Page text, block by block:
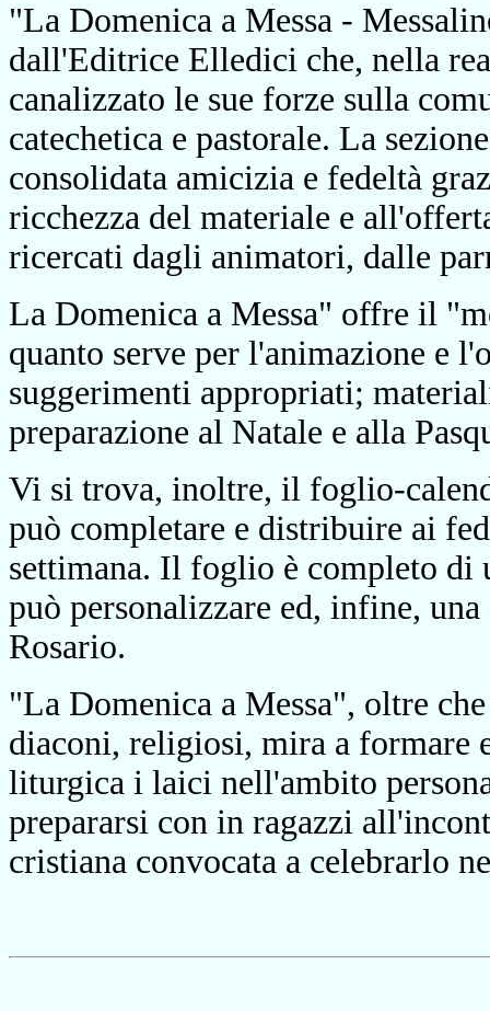
"La Domenica a Messa -
dall'Editrice Elledici che, nella
canalizzato le sue forze sulla
catechetica e pastorale. La
consolidata amicizia e fedeltà
ricchezza del materiale e
ricercati dagli animatori, dalle
La Domenica a Messa" offre il
quanto serve per l'animazione e
suggerimenti appropriati;
preparazione al Natale e alla
Vi si trova, inoltre, il foglio-
può completare e distribuire ai
settimana. Il foglio è completo di
può personalizzare ed, infine,
Rosario.
"La Domenica a Messa", oltre
diaconi, religiosi, mira a formare
liturgica i laici nell'ambito
prepararsi con in ragazzi
cristiana convocata a celebrarlo